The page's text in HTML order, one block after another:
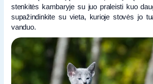
stenkitės kambaryje su juo praleisti kuo
supažindinkite su vieta, kurioje stovės jo
vanduo.